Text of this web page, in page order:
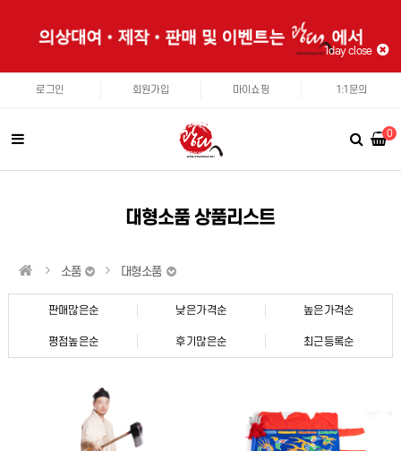
1day close
로그인 회원가입 마이쇼핑 1:1문의
0
대형소품 상품리스트
소품 대형소품
판매많은순 낮은가격순 높은가격순
평점높은순 후기많은순 최근등록순